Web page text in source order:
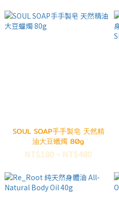
SOUL SOAP手手製皂 天然精
油大豆蠟燭 80g
NT$180 ~ NT$480